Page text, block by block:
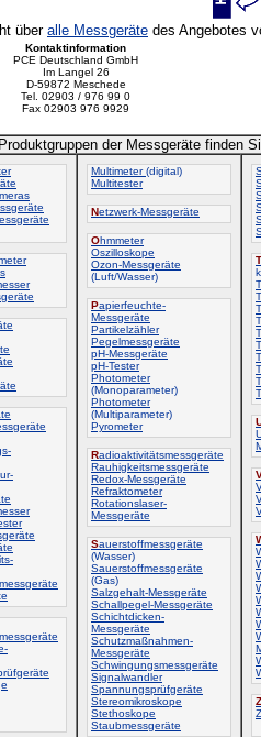
über alle Messgeräte des Angebotes
Kontaktinformation
PCE Deutschland GmbH
Im Langel 26
D-59872 Meschede
Tel. 02903 / 976 99 0
Fax 02903 976 9929
der Messgeräte finden
Multimeter(digital)
Multitester
Netzwerk-Messgeräte
Ohmmeter
Oszilloskope
Ozon-Messgeräte
(Luft/Wasser)
Papierfeuchte-
Messgeräte
Partikelzähler
Pegelmessgeräte
pH-Messgeräte
pH-Tester
Photometer
(Monoparameter)
Photometer
(Multiparameter)
Pyrometer
Radioaktivitätsmessgeräte
Rauhigkeitsmessgeräte
Redox-Messgeräte
Refraktometer
Rotationslaser-
Messgeräte
Sauerstoffmessgeräte
(Wasser)
Sauerstoffmessgeräte
(Gas)
Salzgehalt-Messgeräte
Schallpegel-Messgeräte
Schichtdicken-
Messgeräte
Schutzmaßnahmen-
Messgeräte
Schwingungsmessgeräte
Signalwandler
Spannungsprüfgeräte
Stereomikroskope
Stethoskope
Staubmessgeräte
T
Z